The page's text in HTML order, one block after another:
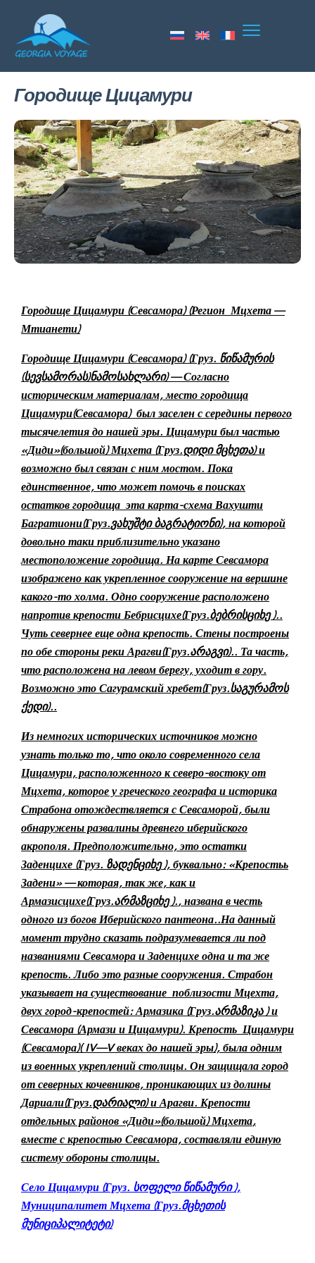
Городище Цицамури
ГородищеЦицамури (Севсамора) (Регион Мцхета —
Мтианети)
Городище Цицамури (Севсамора) (Груз. წიწამურის
(სევსამორას)ნამოსახლარი) — Согласно
историческим материалам, место городища
Цицамури(Севсамора) был заселен с середины первого
тысячелетия до нашей эры. Цицамури был частью
«Диди»(большой) Мцхета (Груз.დიდი მცხეთა)и
возможно был связан с ним мостом. Пока
единственное, что может помочь в поисках
остатков городища эта карта-схема Вахушти
Багратиони(Груз.ვახუშტი ბაგრატიონი), на которой
довольно таки приблизительно указано
местоположение городища. На карте Севсамора
изображено как укрепленное сооружение на вершине
какого-то холма. Одно сооружение расположено
напротив крепости Бебрисцихе(Груз.ბებრისციხე )..
Чуть севернее еще одна крепость. Стены построены
по обе стороны реки Арагви(Груз.არაგვი).. Та часть,
что расположена на левом берегу, уходит в гору.
Возможно это Сагурамский хребет(Груз.საგურამოს
ქედი)..
Из немногих исторических источников можно
узнать только то, что околосовременногосела
Цицамури, расположенного к северо-востоку от
Мцхета, которое у греческого географа и историка
Страбона отождествляется с Севсаморой, были
обнаружены развалины древнего иберийского
акрополя. Предположительно, это остатки
Заденцихе (Груз. ზადენციხე ),буквально: «Крепостьь
Задени» — которая, так же, как и
Армазисцихе(Груз.არმაზციხე )., названа в честь
одного из богов Иберийского пантеона..На данный
момент трудно сказать подразумевается ли под
названиями Севсамора и Заденцихе одна и та же
крепость. Либо это разные сооружения. Страбон
указывает на существование поблизости Мцехта,
двух город-крепостей: Армазика (Груз.არმაზიკა )и
Севсамора (Армази и Цицамури). Крепость Цицамури
(Севсамора)( IV—V веках до нашей эры), была одним
из военных укреплений столицы. Он защищала город
от северных кочевников, проникающих из долины
Дариали(Груз.დარიალი)и Арагви. Крепости
отдельных районов «Диди»(большой) Мцхета,
вместе с крепостью Севсамора, составляли единую
систему обороны столицы.
СелоЦицамури (Груз. სოფელი წიწამური ),
МуниципалитетМцхета (Груз.მცხეთის
მუნიციპალიტეტი)